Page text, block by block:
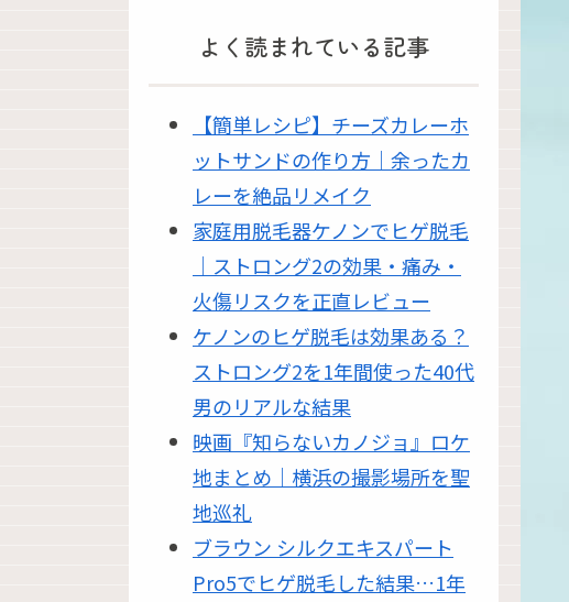
よく読まれている記事
【簡単レシピ】チーズカレーホ
ットサンドの作り方｜余ったカ
レーを絶品リメイク
家庭用脱毛器ケノンでヒゲ脱毛
｜ストロング2の効果・痛み・
火傷リスクを正直レビュー
ケノンのヒゲ脱毛は効果ある？
ストロング2を1年間使った40代
男のリアルな結果
映画『知らないカノジョ』ロケ
地まとめ｜横浜の撮影場所を聖
地巡礼
ブラウン シルクエキスパート
Pro5でヒゲ脱毛した結果…1年